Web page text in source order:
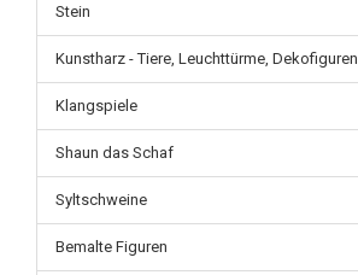
Stein
Kunstharz - Tiere, Leuchttürme, Dekofiguren
Klangspiele
Shaun das Schaf
Syltschweine
Bemalte Figuren